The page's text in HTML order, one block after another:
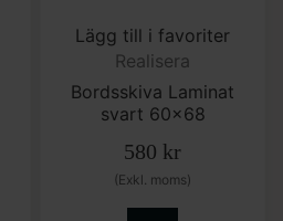
Lägg till i favoriter
Realisera
Bordsskiva Laminat
svart 60×68
580 kr
(Exkl. moms)